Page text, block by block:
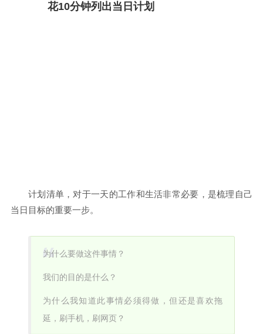
花10分钟列出当日计划
计划清单，对于一天的工作和生活非常必要，是梳理自己
当日目标的重要一步。
为什么要做这件事情？
我们的目的是什么？
为什么我知道此事情必须得做，但还是喜欢拖
延，刷手机，刷网页？